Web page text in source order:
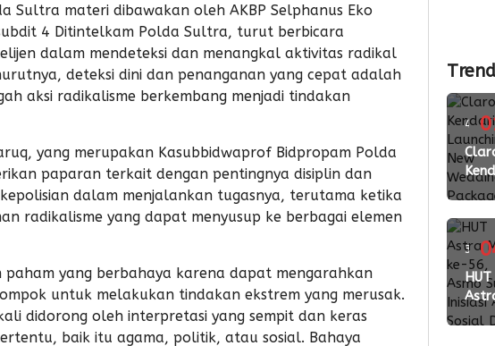
Sultra materi dibawakan oleh AKBP Selphanus Eko
4 Ditintelkam Polda Sultra, turut berbicara
dalam mendeteksi dan menangkal aktivitas radikal
deteksi dini dan penanganan yang cepat adalah
aksi radikalisme berkembang menjadi tindakan
yang merupakan Kasubbidwaprof Bidpropam Polda
paparan terkait dengan pentingnya disiplin dan
dalam menjalankan tugasnya, terutama ketika
radikalisme yang dapat menyusup ke berbagai elemen
paham yang berbahaya karena dapat mengarahkan
untuk melakukan tindakan ekstrem yang merusak.
didorong oleh interpretasi yang sempit dan keras
baik itu agama, politik, atau sosial. Bahaya
4
lalu
2026,
3
lalu
HUT